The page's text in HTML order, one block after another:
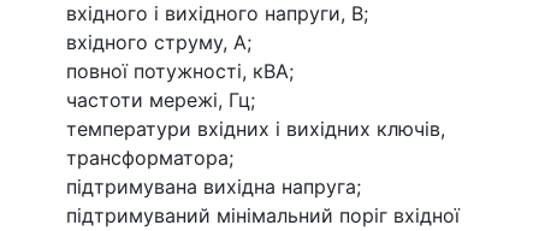
вхідного і вихідного напруги, В;
вхідного струму, А;
повної потужності, кВА;
частоти мережі, Гц;
температури вхідних і вихідних ключів,
трансформатора;
підтримувана вихідна напруга;
підтримуваний мінімальний поріг вхідної